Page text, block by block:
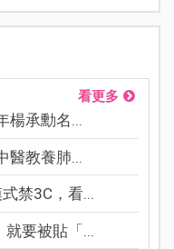
看更多
楊承勳名...
醫教養肺...
禁3C，看...
要被貼「...